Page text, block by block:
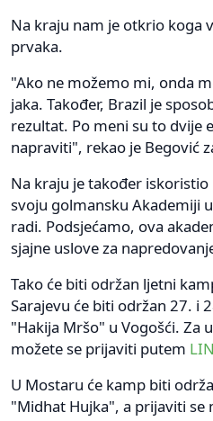
Na kraju nam je otkrio koga
prvaka.
"Ako ne možemo mi, onda
jaka. Također, Brazil je
rezultat. Po meni su to dvije
napraviti", rekao je Begović
Na kraju je također
svoju golmansku Akademiji
radi. Podsjećamo, ova
sjajne uslove za
Tako će biti održan ljetni
Sarajevu će biti održan 27. i
"Hakija Mršo" u Vogošći. Za
možete se prijaviti putem
U Mostaru će kamp biti
"Midhat Hujka", a prijaviti se